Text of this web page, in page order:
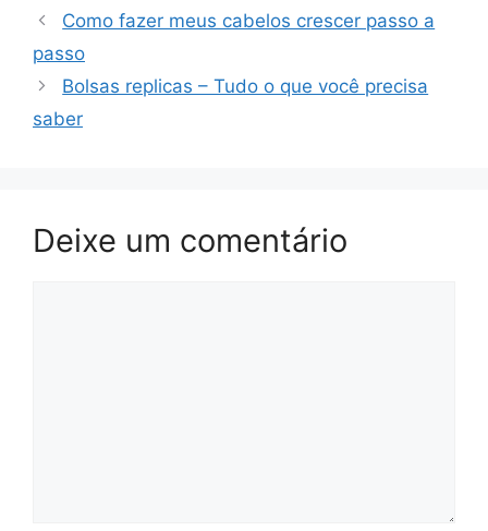
Como fazer meus cabelos crescer passo a
passo
Bolsas replicas – Tudo o que você precisa
saber
Deixe um comentário